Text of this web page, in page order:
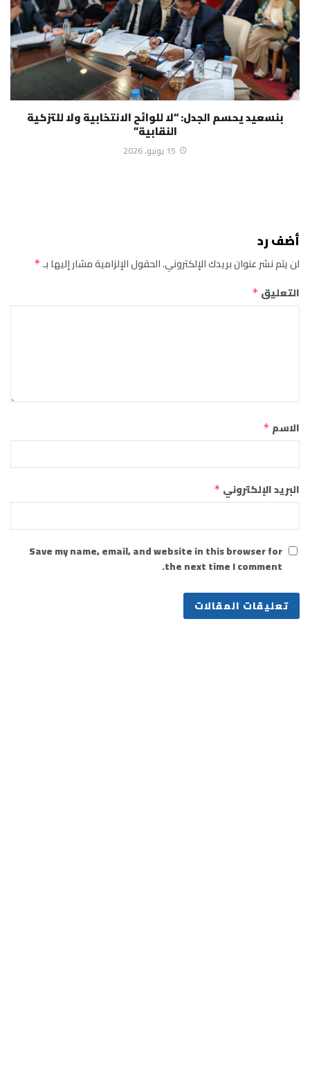
بنسعيد يحسم الجدل: “لا للوائح الانتخابية ولا للتزكية
النقابية”
15 يونيو، 2026
أضف رد
لن يتم نشر عنوان بريدك الإلكتروني.الحقول الإلزامية مشار إليها بـ*
التعليق *
الاسم *
البريد الإلكتروني *
Save my name, email, and website in this browser for
the next time I comment.